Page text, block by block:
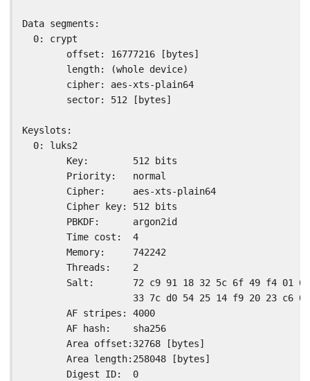
Data segments:
  0: crypt
        offset: 16777216 [bytes]
        length: (whole device)
        cipher: aes-xts-plain64
        sector: 512 [bytes]
Keyslots:
  0: luks2
        Key:        512 bits
        Priority:   normal
        Cipher:     aes-xts-plain64
        Cipher key: 512 bits
        PBKDF:      argon2id
        Time cost:  4
        Memory:     742242
        Threads:    2
Salt:       72 c9 91 18 32 5c 6f 49 f4 01
33 7c d0 54 25 14 f9 20 23 c6
        AF stripes: 4000
        AF hash:    sha256
        Area offset:32768 [bytes]
        Area length:258048 [bytes]
        Digest ID:  0